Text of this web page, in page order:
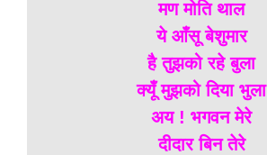
मण मोति थाल
ये आँसू बेशुमार
है तुझको रहे बुला
क्यूँ मुझको दिया भुला
अय ! भगवन मेरे
दीदार बिन तेरे